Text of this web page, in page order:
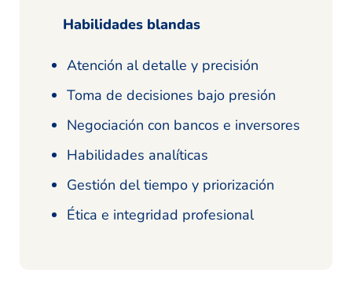
Habilidades blandas
Atención al detalle y precisión
Toma de decisiones bajo presión
Negociación con bancos e inversores
Habilidades analíticas
Gestión del tiempo y priorización
Ética e integridad profesional